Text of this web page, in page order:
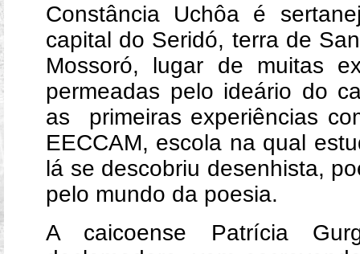
Constância Uchôa é
capital do Seridó, terra de
Mossoró, lugar de muitas
permeadas pelo ideário do
as primeiras experiências
EECCAM, escola na qual
lá se descobriu desenhista,
pelo mundo da poesia.
A caicoense Patrícia